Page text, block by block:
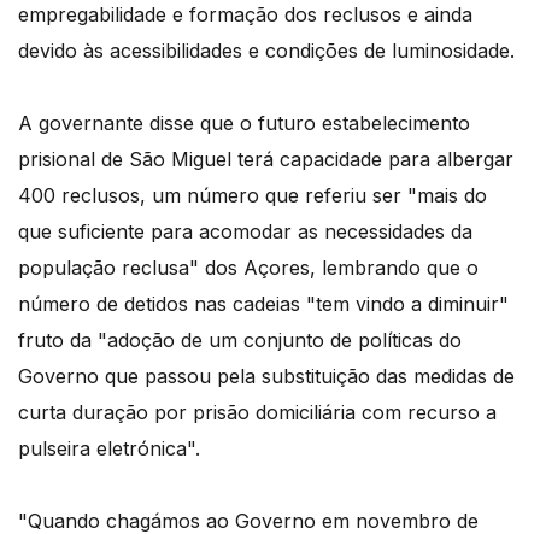
empregabilidade e formação dos reclusos e ainda
devido às acessibilidades e condições de luminosidade.
A governante disse que o futuro estabelecimento
prisional de São Miguel terá capacidade para albergar
400 reclusos, um número que referiu ser "mais do
que suficiente para acomodar as necessidades da
população reclusa" dos Açores, lembrando que o
número de detidos nas cadeias "tem vindo a diminuir"
fruto da "adoção de um conjunto de políticas do
Governo que passou pela substituição das medidas de
curta duração por prisão domiciliária com recurso a
pulseira eletrónica".
"Quando chagámos ao Governo em novembro de